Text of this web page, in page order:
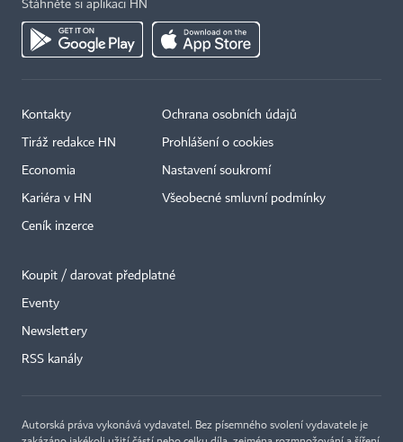
Stáhněte si aplikaci HN
Kontakty
Tiráž redakce HN
Economia
Kariéra v HN
Ceník inzerce
Ochrana osobních údajů
Prohlášení o cookies
Nastavení soukromí
Všeobecné smluvní podmínky
Koupit / darovat předplatné
Eventy
Newslettery
RSS kanály
Autorská práva vykonává vydavatel. Bez písemného svolení vydavatele je